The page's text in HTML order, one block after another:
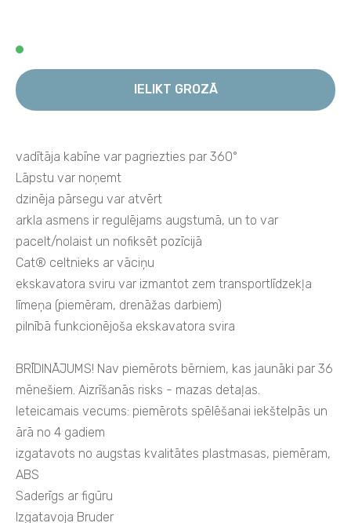
IELIKT GROZĀ
vadītāja kabīne var pagriezties par 360°
Lāpstu var noņemt
dzinēja pārsegu var atvērt
arkla asmens ir regulējams augstumā, un to var
pacelt/nolaist un nofiksēt pozīcijā
Cat® celtnieks ar vāciņu
ekskavatora sviru var izmantot zem transportlīdzekļa
līmeņa (piemēram, drenāžas darbiem)
pilnībā funkcionējoša ekskavatora svira
BRĪDINĀJUMS! Nav piemērots bērniem, kas jaunāki par 36
mēnešiem. Aizrīšanās risks - mazas detaļas.
Ieteicamais vecums: piemērots spēlēšanai iekštelpās un
ārā no 4 gadiem
izgatavots no augstas kvalitātes plastmasas, piemēram,
ABS
Saderīgs ar figūru
Izgatavoja Bruder